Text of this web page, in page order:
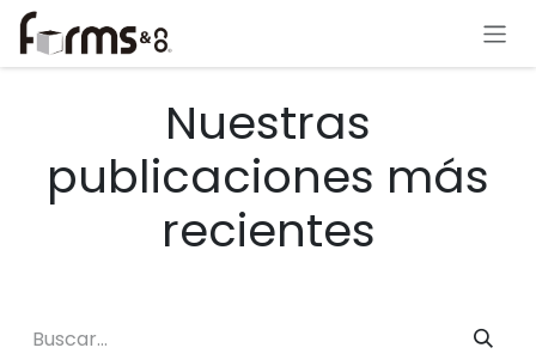
Ir al contenido
Nuestras
publicaciones más
recientes